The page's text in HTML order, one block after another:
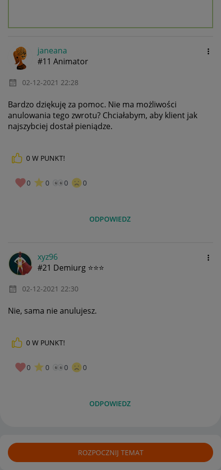
janeana
#11 Animator
‎02-12-2021 22:28
Bardzo dziękuję za pomoc. Nie ma możliwości
anulowania tego zwrotu? Chciałabym, aby klient jak
najszybciej dostał pieniądze.
0 W PUNKT!
0 0 0 0
ODPOWIEDZ
xyz96
#21 Demiurg ⭐⭐⭐
‎02-12-2021 22:30
Nie, sama nie anulujesz.
0 W PUNKT!
0 0 0 0
ODPOWIEDZ
ROZPOCZNIJ TEMAT